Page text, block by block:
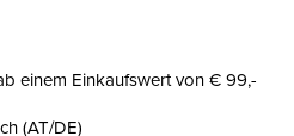
einem Einkaufswert von € 99,-
(AT/DE)